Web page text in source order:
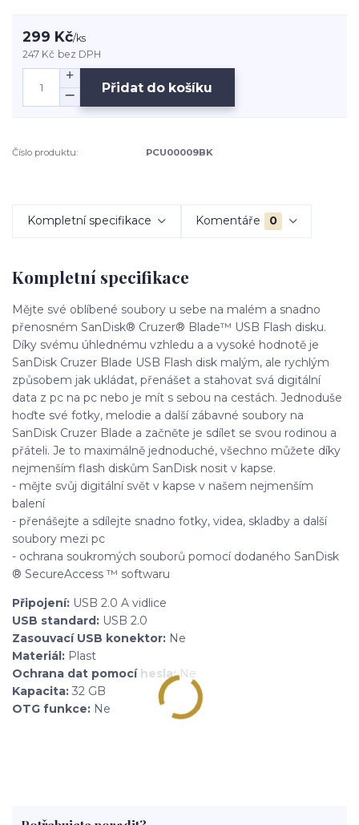
299 Kč/ks
247 Kč bez DPH
Přidat do košíku
Číslo produktu: PCU00009BK
Kompletní specifikace Komentáře 0
Kompletní specifikace
Mějte své oblíbené soubory u sebe na malém a snadno
přenosném SanDisk® Cruzer® Blade™ USB Flash disku.
Díky svému úhlednému vzhledu a a vysoké hodnotě je
SanDisk Cruzer Blade USB Flash disk malým, ale rychlým
způsobem jak ukládat, přenášet a stahovat svá digitální
data z pc na pc nebo je mít s sebou na cestách. Jednoduše
hoďte své fotky, melodie a další zábavné soubory na
SanDisk Cruzer Blade a začněte je sdílet se svou rodinou a
přáteli. Je to maximálně jednoduché, všechno můžete díky
nejmenším flash diskům SanDisk nosit v kapse.
- mějte svůj digitální svět v kapse v našem nejmenším
balení
- přenášejte a sdílejte snadno fotky, videa, skladby a další
soubory mezi pc
- ochrana soukromých souborů pomocí dodaného SanDisk
® SecureAccess ™ softwaru
Připojení: USB 2.0 A vidlice
USB standard: USB 2.0
Zasouvací USB konektor: Ne
Materiál: Plast
Ochrana dat pomocí hesla:Ne
Kapacita: 32 GB
OTG funkce: Ne